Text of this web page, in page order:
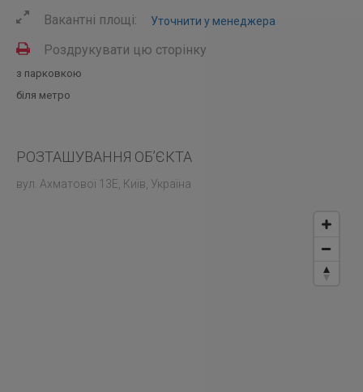
Вакантні площі: Уточнити у менеджера
Роздрукувати цю сторінку
з парковкою
біля метро
РОЗТАШУВАННЯ ОБ’ЄКТА
вул. Ахматової 13Е, Київ, Україна